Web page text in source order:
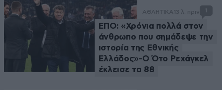
ΑΘΛΗΤΙΚΑ 13 λ. πριν
ΕΠΟ: «Χρόνια πολλά στον
άνθρωπο που σημάδεψε την
ιστορία της Εθνικής
Ελλάδος»-Ο Ότο Ρεχάγκελ
έκλεισε τα 88